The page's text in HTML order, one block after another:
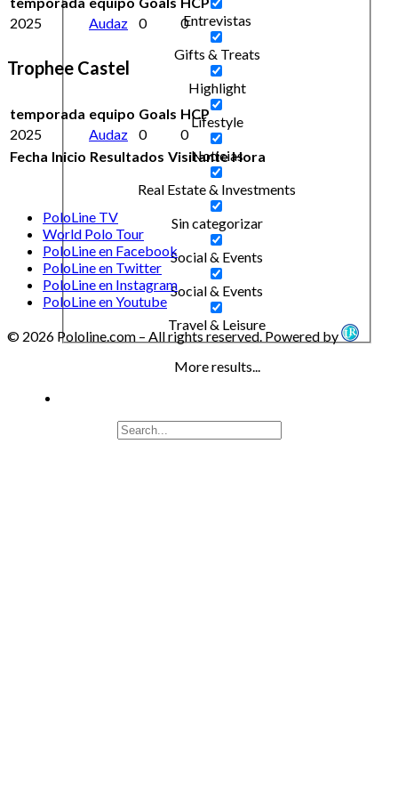
Entrevistas
Gifts & Treats
Highlight
Lifestyle
Noticias
Real Estate & Investments
Sin categorizar
Social & Events
Social & Events
Travel & Leisure
More results...
2025
Audaz 0 0
Trophee Castel
temporada equipo Goals HCP
2025
Audaz 0
0
Fecha Inicio Resultados Visitante Hora
PoloLine TV
World Polo Tour
PoloLine en Facebook
PoloLine en Twitter
PoloLine en Instagram
PoloLine en Youtube
© 2026 Pololine.com – All rights reserved. Powered by